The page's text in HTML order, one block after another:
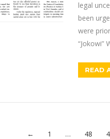
legal
been
were
“Jokowi”
READ
← 1 … 48